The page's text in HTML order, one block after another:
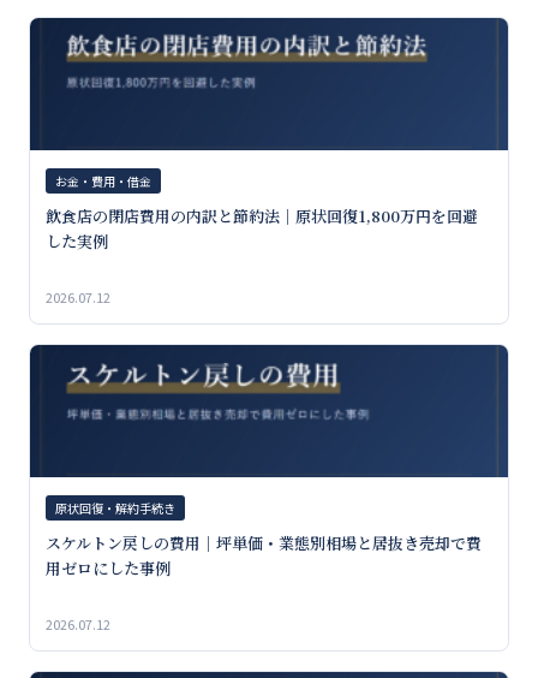
お金・費用・借金
飲食店の閉店費用の内訳と節約法｜原状回復1,800万円を回避
した実例
2026.07.12
原状回復・解約手続き
スケルトン戻しの費用｜坪単価・業態別相場と居抜き売却で費
用ゼロにした事例
2026.07.12